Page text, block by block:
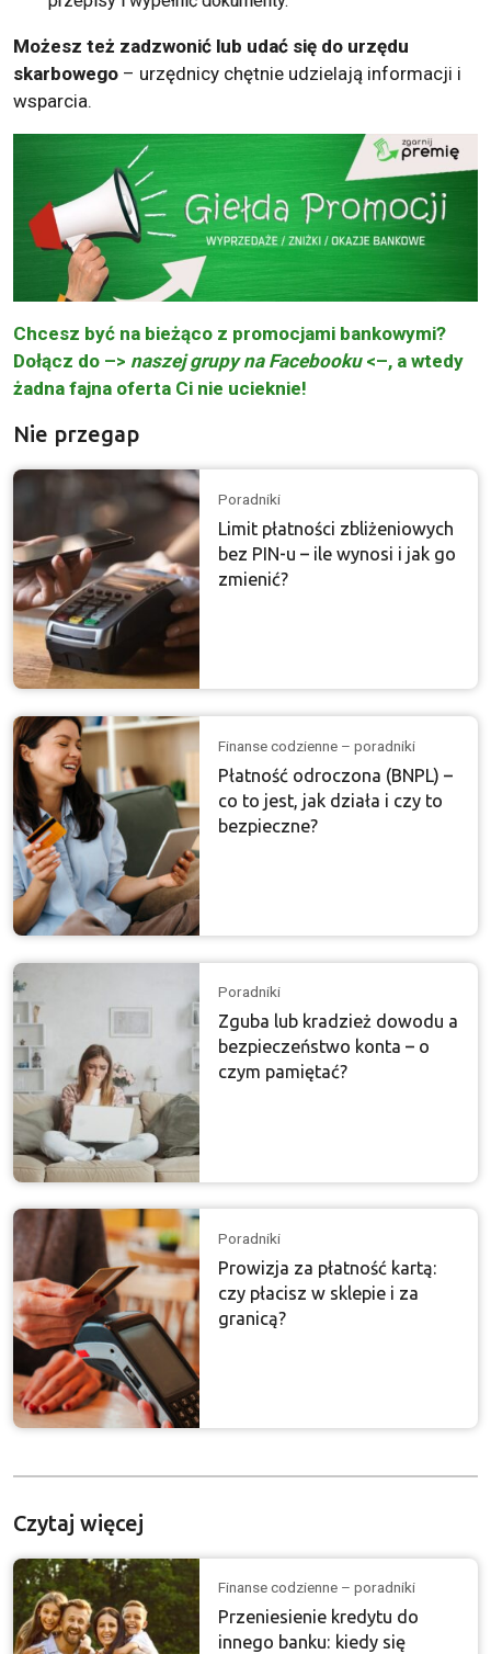
Możesz też zadzwonić lub udać się do urzędu
skarbowego – urzędnicy chętnie udzielają informacji i
wsparcia.
Chcesz być na bieżąco z promocjami bankowymi?
Dołącz do –> naszej grupy na Facebooku<–, a wtedy
żadna fajna oferta Ci nie ucieknie!
Nie przegap
Poradniki
Limit płatności zbliżeniowych
bez PIN-u – ile wynosi i jak go
zmienić?
Finanse codzienne – poradniki
Płatność odroczona (BNPL) –
co to jest, jak działa i czy to
bezpieczne?
Poradniki
Zguba lub kradzież dowodu a
bezpieczeństwo konta – o
czym pamiętać?
Poradniki
Prowizja za płatność kartą:
czy płacisz w sklepie i za
granicą?
Czytaj więcej
Finanse codzienne – poradniki
Przeniesienie kredytu do
innego banku: kiedy się